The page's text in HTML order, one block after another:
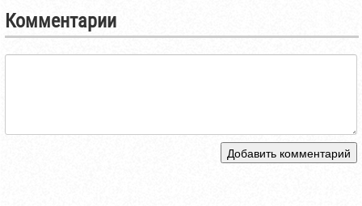
Комментарии
Добавить комментарий